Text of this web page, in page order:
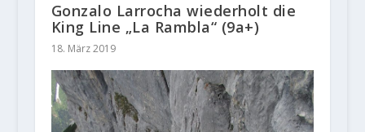
Gonzalo Larrocha wiederholt die
King Line „La Rambla“ (9a+)
18. März 2019